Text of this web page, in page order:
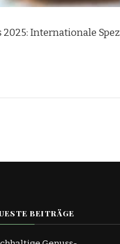
2025: Internationale
BEITRÄGE